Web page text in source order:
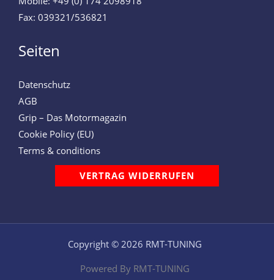
Fax: 039321/536821
Seiten
Datenschutz
AGB
Grip – Das Motormagazin
Cookie Policy (EU)
Terms & conditions
VERTRAG WIDERRUFEN
Copyright © 2026 RMT-TUNING
Powered By RMT-TUNING